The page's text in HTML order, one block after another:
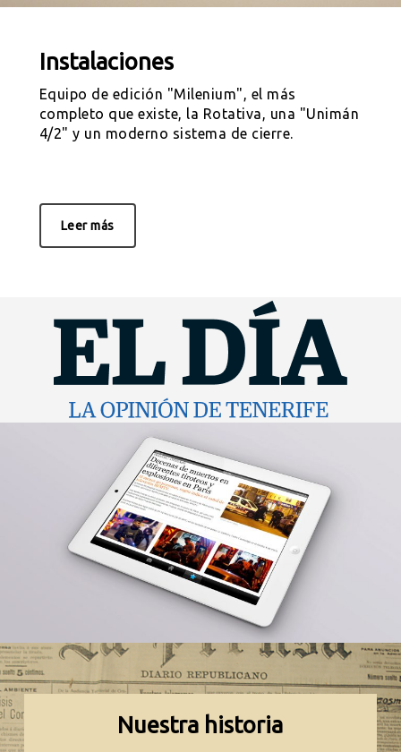
Instalaciones
Equipo de edición "Milenium", el más
completo que existe, la Rotativa, una "Unimán
4/2" y un moderno sistema de cierre.
Leer más
Nuestra historia